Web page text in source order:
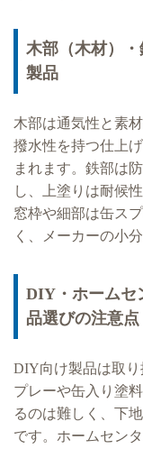
木部（木材）
製品
木部は通気性と素
撥水性を持つ仕上
まれます。鉄部は
し、上塗りは耐候
窓枠や細部は缶ス
く、メーカーの小
DIY・ホームセ
品選びの注意点
DIY向け製品は取
プレーや缶入り塗
るのは難しく、下
です。ホームセン